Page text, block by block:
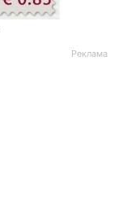
Реклама